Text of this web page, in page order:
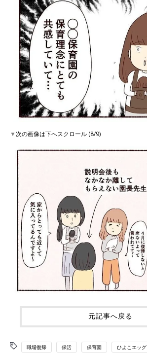
▼次の画像は下へスクロール (8/9)
元記事へ戻る
職場復帰 保活 保育園 ひよこエッグ